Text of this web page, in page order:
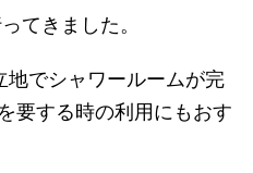
てきました。
でシャワールームが完
要する時の利用にもおす